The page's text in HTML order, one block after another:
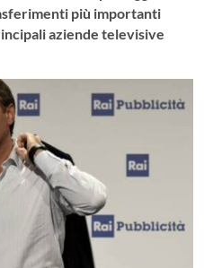
più importanti
aziende televisive